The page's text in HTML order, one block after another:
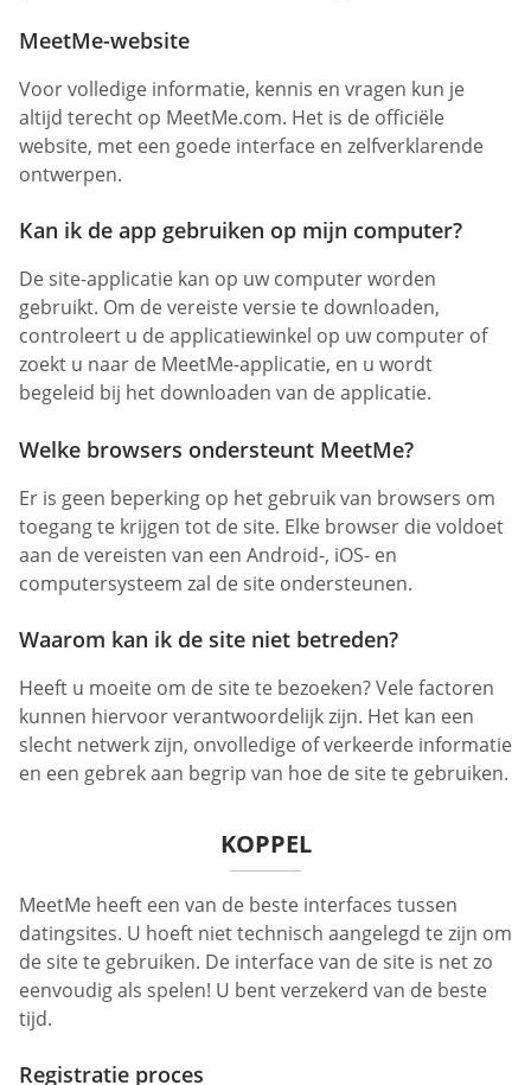
MeetMe-website
Voor volledige informatie, kennis en vragen kun je
altijd terecht op MeetMe.com. Het is de officiële
website, met een goede interface en zelfverklarende
ontwerpen.
Kan ik de app gebruiken op mijn computer?
De site-applicatie kan op uw computer worden
gebruikt. Om de vereiste versie te downloaden,
controleert u de applicatiewinkel op uw computer of
zoekt u naar de MeetMe-applicatie, en u wordt
begeleid bij het downloaden van de applicatie.
Welke browsers ondersteunt MeetMe?
Er is geen beperking op het gebruik van browsers om
toegang te krijgen tot de site. Elke browser die voldoet
aan de vereisten van een Android-, iOS- en
computersysteem zal de site ondersteunen.
Waarom kan ik de site niet betreden?
Heeft u moeite om de site te bezoeken? Vele factoren
kunnen hiervoor verantwoordelijk zijn. Het kan een
slecht netwerk zijn, onvolledige of verkeerde informatie
en een gebrek aan begrip van hoe de site te gebruiken.
KOPPEL
MeetMe heeft een van de beste interfaces tussen
datingsites. U hoeft niet technisch aangelegd te zijn om
de site te gebruiken. De interface van de site is net zo
eenvoudig als spelen! U bent verzekerd van de beste
tijd.
Registratie proces